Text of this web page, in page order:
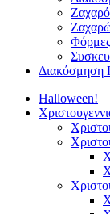
Διακόσμηση
Halloween!